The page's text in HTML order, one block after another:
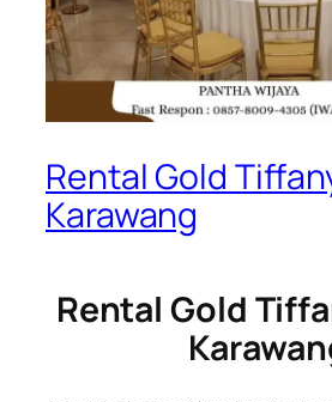
Rental Gold
Karawang
Rental Gold